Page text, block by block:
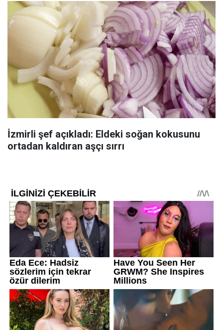
İzmirli şef açıkladı: Eldeki soğan kokusunu
ortadan kaldıran aşçı sırrı